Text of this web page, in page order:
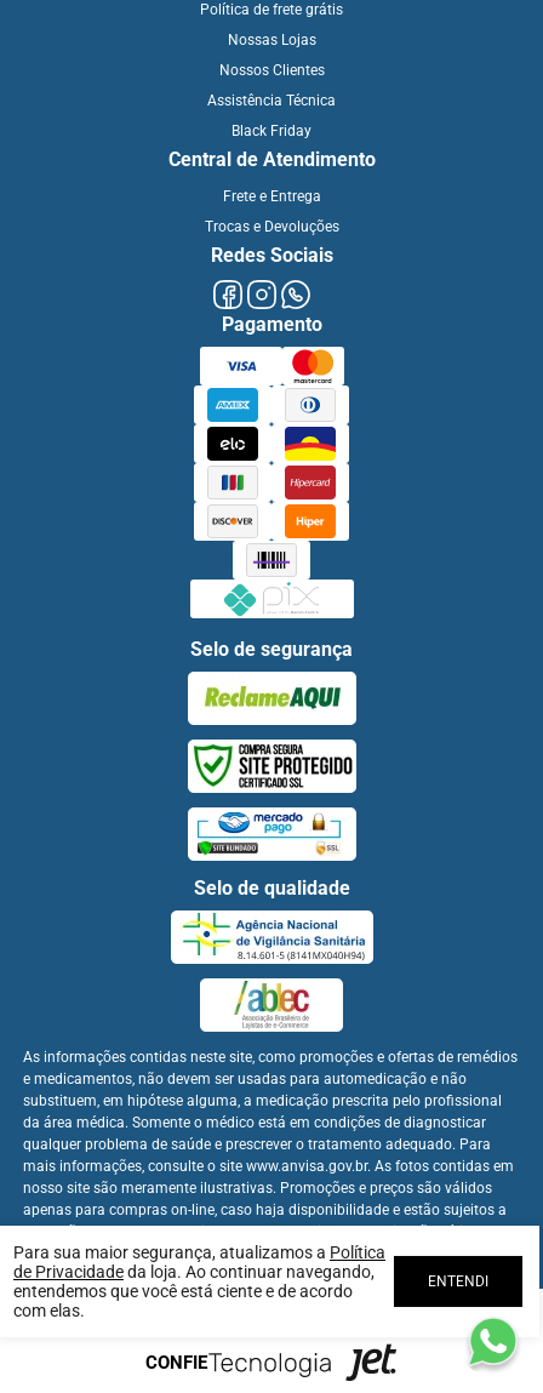
Para sua maior segurança, atualizamos a Política
de Privacidadeda loja. Ao continuar navegando,
entendemos que você está ciente e de acordo
com elas.
ENTENDI
Política de frete grátis
Nossas Lojas
Nossos Clientes
Assistência Técnica
Black Friday
Central de Atendimento
Frete e Entrega
Trocas e Devoluções
Redes Sociais
Pagamento
Selo de segurança
Selo de qualidade
As informações contidas neste site, como promoções e ofertas de remédios
e medicamentos, não devem ser usadas para automedicação e não
substituem, em hipótese alguma, a medicação prescrita pelo profissional
da área médica. Somente o médico está em condições de diagnosticar
qualquer problema de saúde e prescrever o tratamento adequado. Para
mais informações, consulte o site www.anvisa.gov.br. As fotos contidas em
nosso site são meramente ilustrativas. Promoções e preços são válidos
apenas para compras on-line, caso haja disponibilidade e estão sujeitos a
apenas para compras on-line.
CONFIE